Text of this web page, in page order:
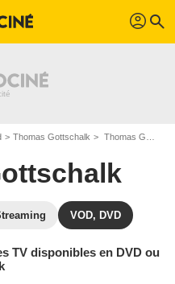
profil search
Thomas Gottschalk Thomas Gottschalk : ses Blu-Ray, DVD, VOD, SVOD
VOD, DVD
TV disponibles en DVD ou